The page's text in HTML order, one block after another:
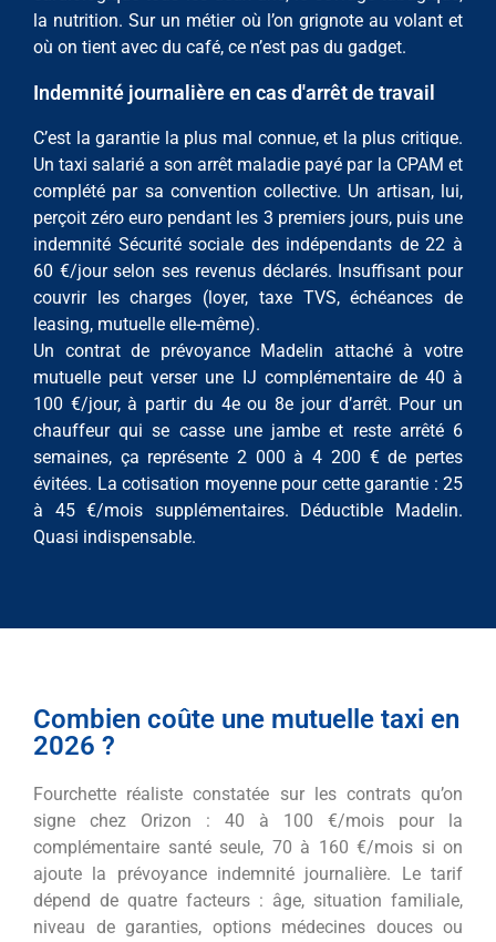
la nutrition. Sur un métier où l’on grignote au volant et
où on tient avec du café, ce n’est pas du gadget.
Indemnité journalière en cas d'arrêt de travail
C’est la garantie la plus mal connue, et la plus critique.
Un taxi salarié a son arrêt maladie payé par la CPAM et
complété par sa convention collective. Un artisan, lui,
perçoit zéro euro pendant les 3 premiers jours, puis une
indemnité Sécurité sociale des indépendants de 22 à
60 €/jour selon ses revenus déclarés. Insuffisant pour
couvrir les charges (loyer, taxe TVS, échéances de
leasing, mutuelle elle-même).
Un contrat de prévoyance Madelin attaché à votre
mutuelle peut verser une IJ complémentaire de 40 à
100 €/jour, à partir du 4e ou 8e jour d’arrêt. Pour un
chauffeur qui se casse une jambe et reste arrêté 6
semaines, ça représente 2 000 à 4 200 € de pertes
évitées. La cotisation moyenne pour cette garantie : 25
à 45 €/mois supplémentaires. Déductible Madelin.
Quasi indispensable.
Combien coûte une mutuelle taxi en
2026 ?
Fourchette réaliste constatée sur les contrats qu’on
signe chez Orizon : 40 à 100 €/mois pour la
complémentaire santé seule, 70 à 160 €/mois si on
ajoute la prévoyance indemnité journalière. Le tarif
dépend de quatre facteurs : âge, situation familiale,
niveau de garanties, options médecines douces ou